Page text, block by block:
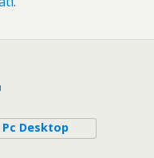
Pc Desktop